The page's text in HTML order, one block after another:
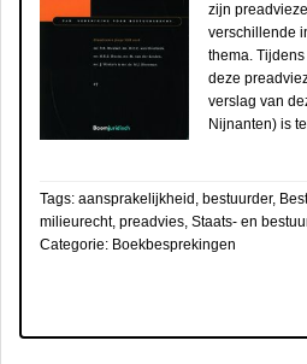
zijn
verschillende
thema.
deze
verslag van
Nijnanten) is
Tags: aansprakelijkheid , bestuurder,
milieurecht, preadvies, Staats- en
Categorie: Boekbesprekingen